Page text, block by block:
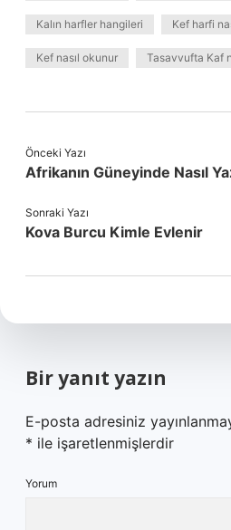
Kalın harfler hangileri Kef harfi
Kef nasıl okunur Tasavvufta Kaf
Önceki Yazı
Afrikanın Güneyinde Nasıl
Sonraki Yazı
Kova Burcu Kimle Evlenir
Bir yanıt yazın
E-posta adresiniz
* ile işaretlenmişlerdir
Yorum